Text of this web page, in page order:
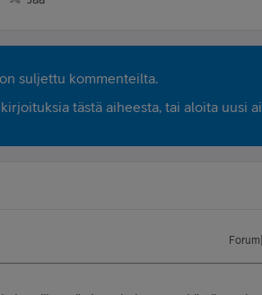
suljettu kommenteilta.
tästä aiheesta, tai aloita uusi